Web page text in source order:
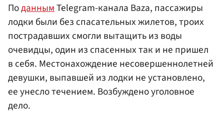
ПоданнымTelegram-канала Baza, пассажиры
лодки были без спасательных жилетов, троих
пострадавших смогли вытащить из воды
очевидцы, один из спасенных так и не пришел
в себя. Местонахождение несовершеннолетней
девушки, выпавшей из лодки не установлено,
ее унесло течением. Возбуждено уголовное
дело.